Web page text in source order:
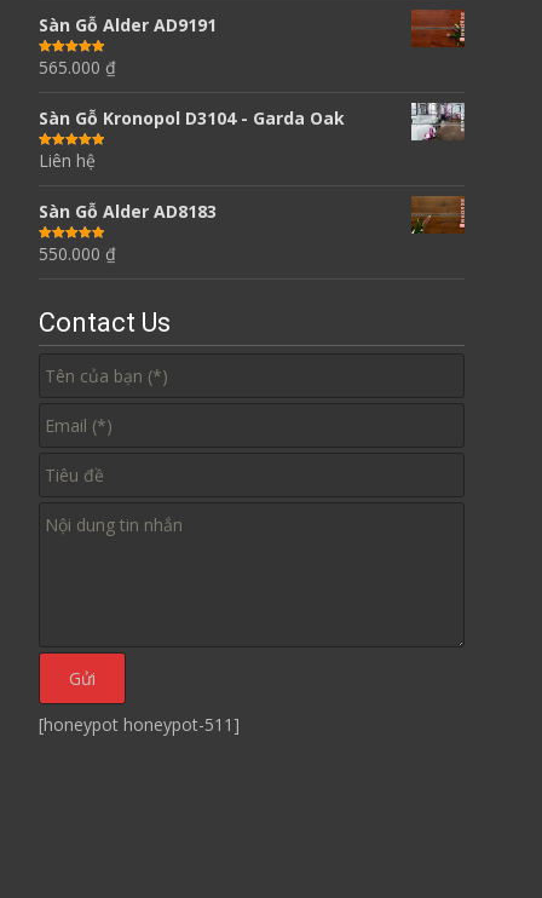
Sàn Gỗ Alder AD9191
Được xếp
hạng5.005
565.000 ₫
Sàn Gỗ Kronopol D3104 - Garda Oak
Được xếp
hạng 5.00 5
Liên hệ
Sàn Gỗ Alder AD8183
Được xếp
hạng5.005
550.000 ₫
Contact Us
[honeypot honeypot-511]